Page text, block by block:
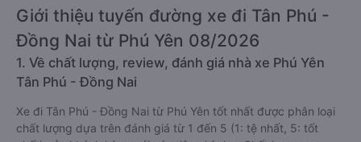
Giới thiệu tuyến đường xe đi Tân Phú -
Đồng Nai từ Phú Yên 08/2026
1. Về chất lượng, review, đánh giá nhà xe Phú Yên
Tân Phú - Đồng Nai
Xe đi Tân Phú - Đồng Nai từ Phú Yên tốt nhất được phân loại
chất lượng dựa trên đánh giá từ 1 đến 5 (1: tệ nhất, 5: tốt